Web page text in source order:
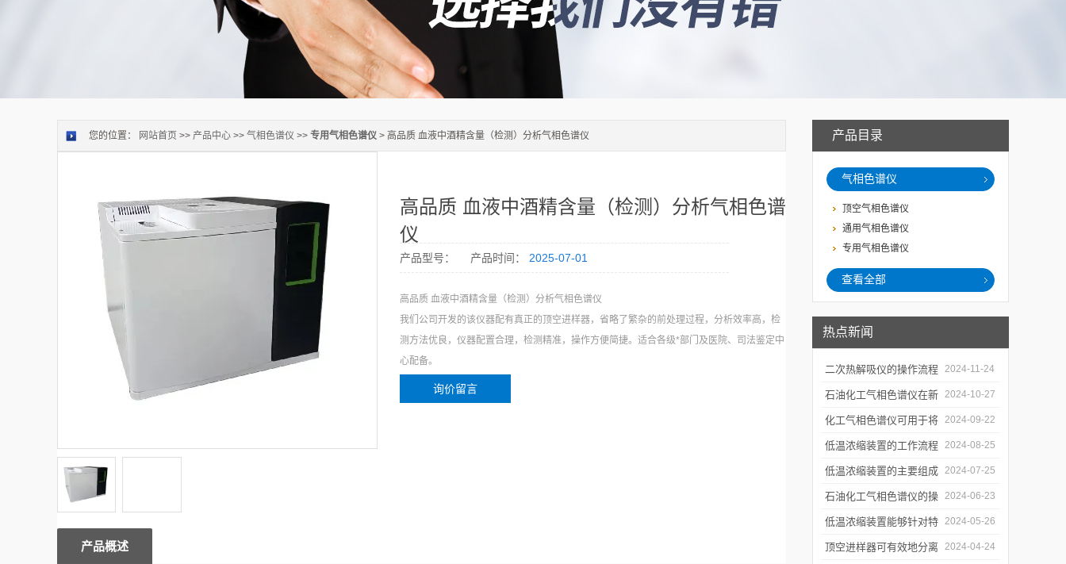
产品目录
气相色谱仪
顶空气相色谱仪
通用气相色谱仪
专用气相色谱仪
查看全部
热点新闻
二次热解吸仪的操作流程
和使用注意事项
2024-11-24
石油化工气相色谱仪在新
材料、新产品的研发中的
应用
2024-10-27
化工气相色谱仪可用于将
样品引入色谱柱并推动分
离过程
2024-09-22
低温浓缩装置的工作流程
及使用注意事项
2024-08-25
低温浓缩装置的主要组成
部分及具体工作流程分析
2024-07-25
石油化工气相色谱仪的操
作要点详细分析
2024-06-23
低温浓缩装置能够针对特
定的目标组分进行有效浓
2024-05-26
顶空进样器可有效地分离 2024-04-24
您的位置： 网站首页 >> 产品中心 >> 气相色谱仪 >> 专用气相色谱仪 > 高品质 血液中酒精含量（检测）分析气相色谱仪
高品质 血液中酒精含量（检测）分析气相色谱
仪
产品型号： 产品时间： 2025-07-01
高品质 血液中酒精含量（检测）分析气相色谱仪
我们公司开发的该仪器配有真正的顶空进样器，省略了繁杂的前处理过程，分析效率高，检
测方法优良，仪器配置合理，检测精准，操作方便简捷。适合各级*部门及医院、司法鉴定中
心配备。
询价留言
产品概述